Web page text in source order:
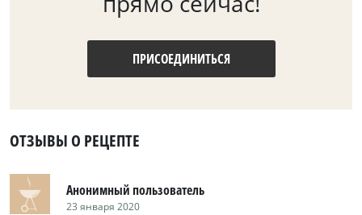
ПРИСОЕДИНИТЬСЯ
ОТЗЫВЫ О РЕЦЕПТЕ
Анонимный пользователь
23 января 2020